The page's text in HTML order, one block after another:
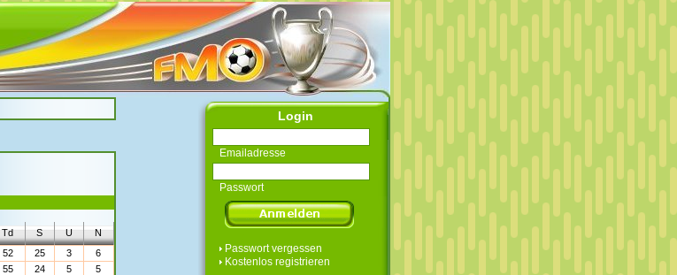
Td S U
N
52 25 3
6
55 24 5
5
Login
Emailadresse
Passwort
Passwort vergessen
Kostenlos registrieren